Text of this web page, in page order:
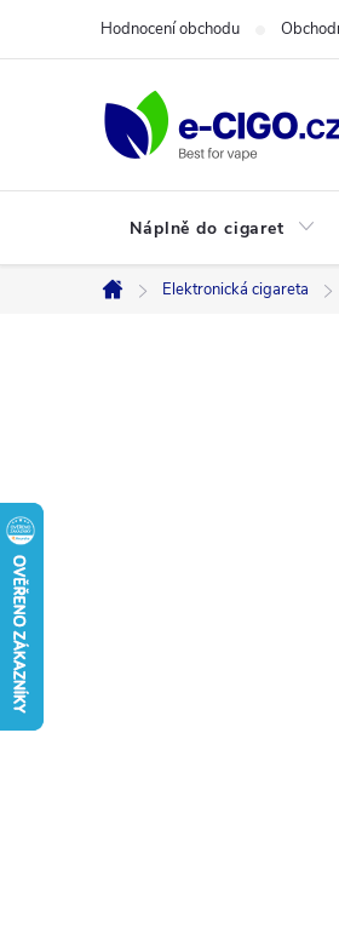
Hodnocení obchodu
Náplně do cigaret
Domů
Elektronická cigareta